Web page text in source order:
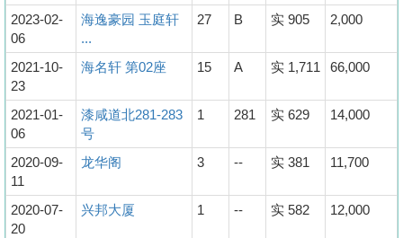
2023-02-
06
海逸豪园 玉庭轩
...
27 B 实 905 2,000
2021-10-
23
海名轩 第02座 15 A 实 1,711 66,000
2021-01-
06
漆咸道北281-283
号
1 281 实 629 14,000
2020-09-
11
龙华阁 3 -- 实 381 11,700
2020-07-
20
兴邦大厦 1 -- 实 582 12,000